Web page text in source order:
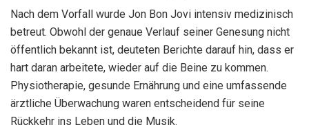
Nach dem Vorfall wurde Jon Bon Jovi intensiv medizinisch
betreut. Obwohl der genaue Verlauf seiner Genesung nicht
öffentlich bekannt ist, deuteten Berichte darauf hin, dass er
hart daran arbeitete, wieder auf die Beine zu kommen.
Physiotherapie, gesunde Ernährung und eine umfassende
ärztliche Überwachung waren entscheidend für seine
Rückkehr ins Leben und die Musik.